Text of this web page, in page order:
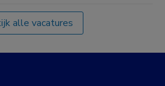
alle vacatures